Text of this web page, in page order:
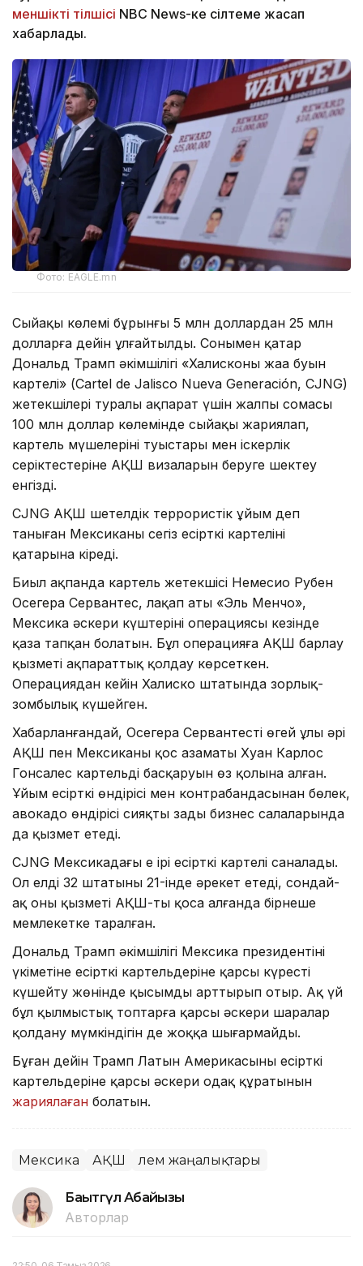
меншікті тілшісі NBC News-ке сілтеме жасап
хабарлады.
Фото: EAGLE.mn
Сыйақы көлемі бұрынғы 5 млн доллардан 25 млн
долларға дейін ұлғайтылды. Сонымен қатар
Дональд Трамп әкімшілігі «Халисконың жаңа буын
картелі» (Cartel de Jalisco Nueva Generación, CJNG)
жетекшілері туралы ақпарат үшін жалпы сомасы
100 млн доллар көлемінде сыйақы жариялап,
картель мүшелерінің туыстары мен іскерлік
серіктестеріне АҚШ визаларын беруге шектеу
енгізді.
CJNG АҚШ шетелдік террористік ұйым деп
таныған Мексиканың сегіз есірткі картелінің
қатарына кіреді.
Биыл ақпанда картель жетекшісі Немесио Рубен
Осегера Сервантес, лақап аты «Эль Менчо»,
Мексика әскери күштерінің операциясы кезінде
қаза тапқан болатын. Бұл операцияға АҚШ барлау
қызметі ақпараттық қолдау көрсеткен.
Операциядан кейін Халиско штатында зорлық-
зомбылық күшейген.
Хабарланғандай, Осегера Сервантестің өгей ұлы әрі
АҚШ пен Мексиканың қос азаматы Хуан Карлос
Гонсалес картельдің басқаруын өз қолына алған.
Ұйым есірткі өндірісі мен контрабандасынан бөлек,
авокадо өндірісі сияқты заңды бизнес салаларында
да қызмет етеді.
CJNG Мексикадағы ең ірі есірткі картелі саналады.
Ол елдің 32 штатының 21-інде әрекет етеді, сондай-
ақ оның қызметі АҚШ-ты қоса алғанда бірнеше
мемлекетке таралған.
Дональд Трамп әкімшілігі Мексика президентінің
үкіметіне есірткі картельдеріне қарсы күресті
күшейту жөнінде қысымды арттырып отыр. Ақ үй
бұл қылмыстық топтарға қарсы әскери шаралар
қолдану мүмкіндігін де жоққа шығармайды.
Бұған дейін Трамп Латын Америкасының есірткі
картельдеріне қарсы әскери одақ құратынын
жариялаған болатын.
Мексика АҚШ Әлем жаңалықтары
Бақытгүл Абайқызы
Авторлар